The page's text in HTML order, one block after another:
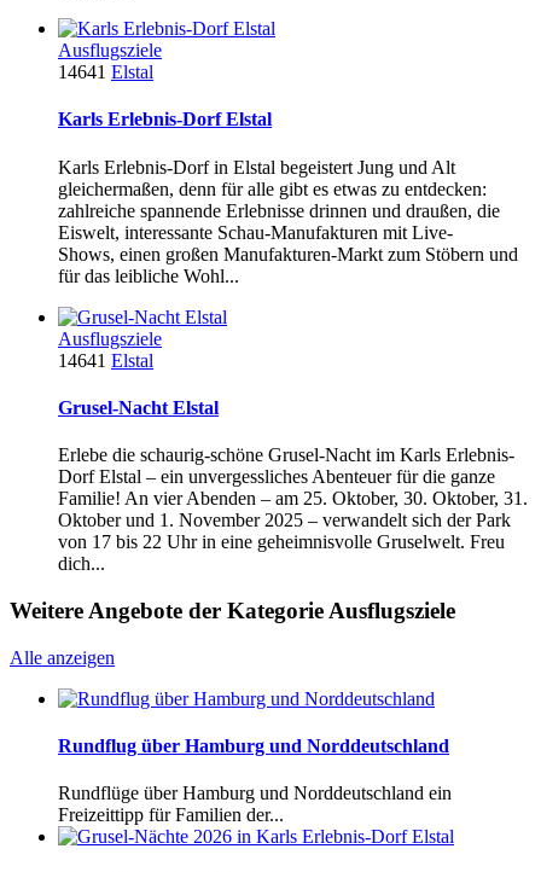
Ausflugsziele
14641 Elstal
Karls Erlebnis-Dorf Elstal
Karls Erlebnis-Dorf in Elstal begeistert Jung und Alt
gleichermaßen, denn für alle gibt es etwas zu entdecken:
zahlreiche spannende Erlebnisse drinnen und draußen, die
Eiswelt, interessante Schau-Manufakturen mit Live-
Shows, einen großen Manufakturen-Markt zum Stöbern und
für das leibliche Wohl...
Ausflugsziele
14641 Elstal
Grusel-Nacht Elstal
Erlebe die schaurig-schöne Grusel-Nacht im Karls Erlebnis-
Dorf Elstal – ein unvergessliches Abenteuer für die ganze
Familie! An vier Abenden – am 25. Oktober, 30. Oktober, 31.
Oktober und 1. November 2025 – verwandelt sich der Park
von 17 bis 22 Uhr in eine geheimnisvolle Gruselwelt. Freu
dich...
Weitere Angebote der Kategorie Ausflugsziele
Alle anzeigen
Rundflug über Hamburg und Norddeutschland
Rundflüge über Hamburg und Norddeutschland ein
Freizeittipp für Familien der...